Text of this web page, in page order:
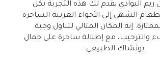
ريم البوادي يقدم لك هذه التجربة بكل
الشهي إلى الأجواء العربية الساحرة
إنه المكان المثالي لتناول وجبة
والترحيب، مع إطلالة ساحرة على جمال
بونشاك الطبيعي.